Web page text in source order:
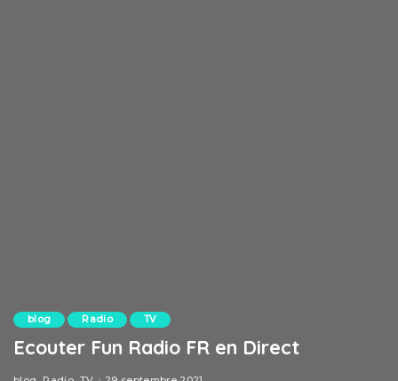
blog Radio TV
Ecouter Fun Radio FR en Direct